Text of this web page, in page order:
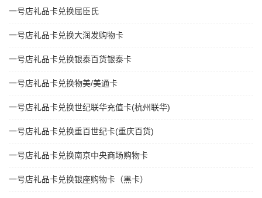
一号店礼品卡兑换屈臣氏
一号店礼品卡兑换大润发购物卡
一号店礼品卡兑换银泰百货银泰卡
一号店礼品卡兑换物美/美通卡
一号店礼品卡兑换世纪联华充值卡(杭州联华)
一号店礼品卡兑换重百世纪卡(重庆百货)
一号店礼品卡兑换南京中央商场购物卡
一号店礼品卡兑换银座购物卡（黑卡）